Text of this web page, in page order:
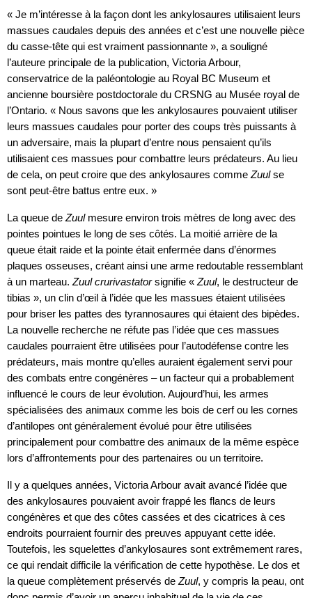
« Je m’intéresse à la façon dont les ankylosaures utilisaient leurs
massues caudales depuis des années et c’est une nouvelle pièce
du casse-tête qui est vraiment passionnante », a souligné
l’auteure principale de la publication, Victoria Arbour,
conservatrice de la paléontologie au Royal BC Museum et
ancienne boursière postdoctorale du CRSNG au Musée royal de
l’Ontario. « Nous savons que les ankylosaures pouvaient utiliser
leurs massues caudales pour porter des coups très puissants à
un adversaire, mais la plupart d’entre nous pensaient qu’ils
utilisaient ces massues pour combattre leurs prédateurs. Au lieu
de cela, on peut croire que des ankylosaures comme Zuulse
sont peut-être battus entre eux. »
La queue de Zuulmesure environ trois mètres de long avec des
pointes pointues le long de ses côtés. La moitié arrière de la
queue était raide et la pointe était enfermée dans d’énormes
plaques osseuses, créant ainsi une arme redoutable ressemblant
à un marteau. Zuul crurivastatorsignifie « Zuul, le destructeur de
tibias », un clin d’œil à l’idée que les massues étaient utilisées
pour briser les pattes des tyrannosaures qui étaient des bipèdes.
La nouvelle recherche ne réfute pas l’idée que ces massues
caudales pourraient être utilisées pour l’autodéfense contre les
prédateurs, mais montre qu’elles auraient également servi pour
des combats entre congénères – un facteur qui a probablement
influencé le cours de leur évolution. Aujourd’hui, les armes
spécialisées des animaux comme les bois de cerf ou les cornes
d’antilopes ont généralement évolué pour être utilisées
principalement pour combattre des animaux de la même espèce
lors d’affrontements pour des partenaires ou un territoire.
Il y a quelques années, Victoria Arbour avait avancé l’idée que
des ankylosaures pouvaient avoir frappé les flancs de leurs
congénères et que des côtes cassées et des cicatrices à ces
endroits pourraient fournir des preuves appuyant cette idée.
Toutefois, les squelettes d’ankylosaures sont extrêmement rares,
ce qui rendait difficile la vérification de cette hypothèse. Le dos et
la queue complètement préservés de Zuul, y compris la peau, ont